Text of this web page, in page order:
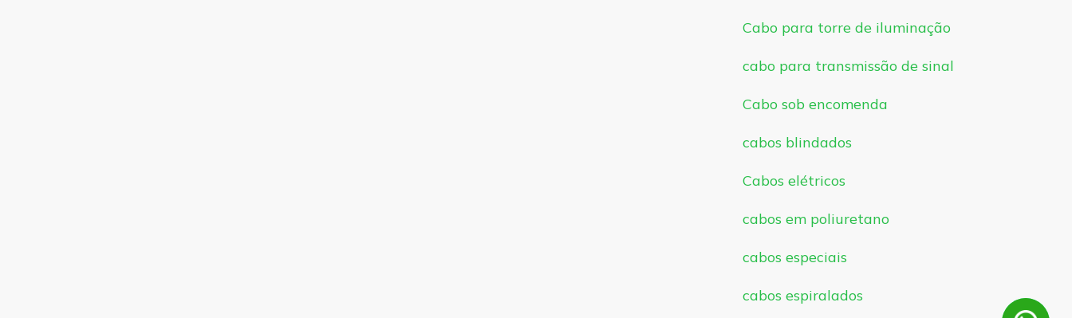
Cabo para torre de iluminação
cabo para transmissão de sinal
Cabo sob encomenda
cabos blindados
Cabos elétricos
cabos em poliuretano
cabos especiais
cabos espiralados